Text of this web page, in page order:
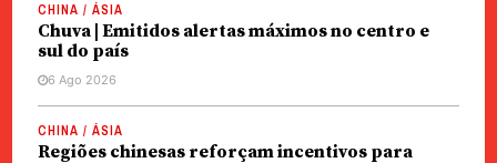
CHINA / ÁSIA
Chuva | Emitidos alertas máximos no centro e
sul do país
6 Ago 2026
CHINA / ÁSIA
Regiões chinesas reforçam incentivos para